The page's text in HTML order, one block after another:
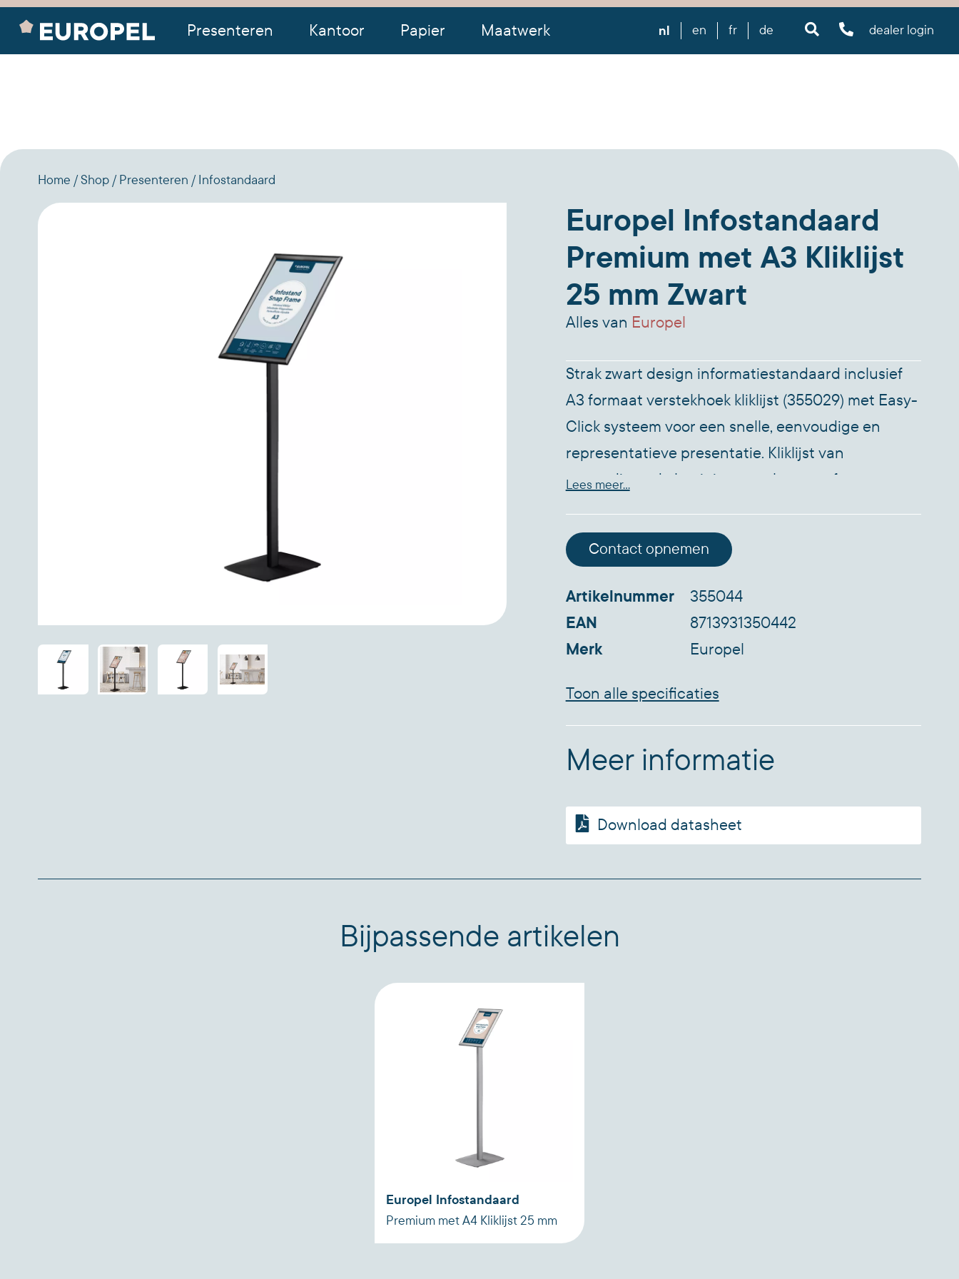
Presenteren Kantoor Papier Maatwerk nl en fr de dealer login
Home Shop Presenteren Infostandaard
Europel Infostandaard
Premium met A3 Kliklijst
25 mm Zwart
Alles van Europel
Strak zwart design informatiestandaard inclusief
A3 formaat verstekhoek kliklijst (355029) met Easy-
Click systeem voor een snelle, eenvoudige en
representatieve presentatie. Kliklijst van
geanodiseerd aluminium met kunststof
voorzetfolie (PET) beschermd de poster tegen vuil
en vocht. Standaard is eenvoudig te monteren. De
kliklijst kan zowel staand als liggend worden
geplaatst. Voetstuk 320x245mm van 4mm staal.
Hoogte staander 900mm. Kleur zwart.
Lees meer...
Contact opnemen
Artikelnummer 355044
EAN 8713931350442
Merk Europel
Toon alle specificaties
Meer informatie
Download datasheet
Bijpassende artikelen
Europel Infostandaard
Premium met A4 Kliklijst 25 mm